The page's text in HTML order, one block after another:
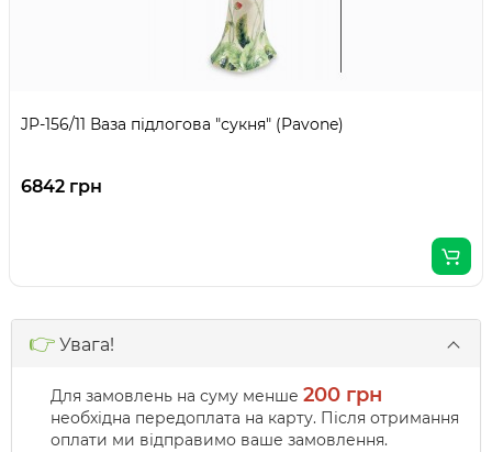
JP-156/11 Ваза підлогова "сукня" (Pavone)
6842 грн
👉 Увага!
Для замовлень на суму менше 200 грн
необхідна передоплата на карту. Після отримання
оплати ми відправимо ваше замовлення.